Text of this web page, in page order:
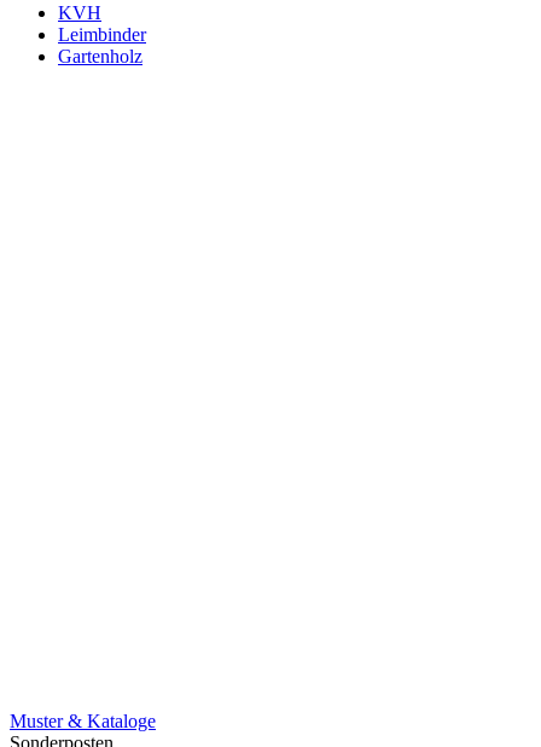
KVH
Leimbinder
Gartenholz
Muster & Kataloge
Sonderposten